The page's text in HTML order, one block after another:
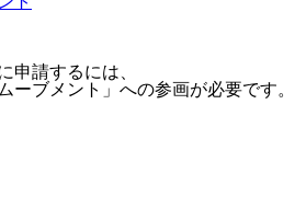
申請するには、
ーブメント」への参画が必要です。